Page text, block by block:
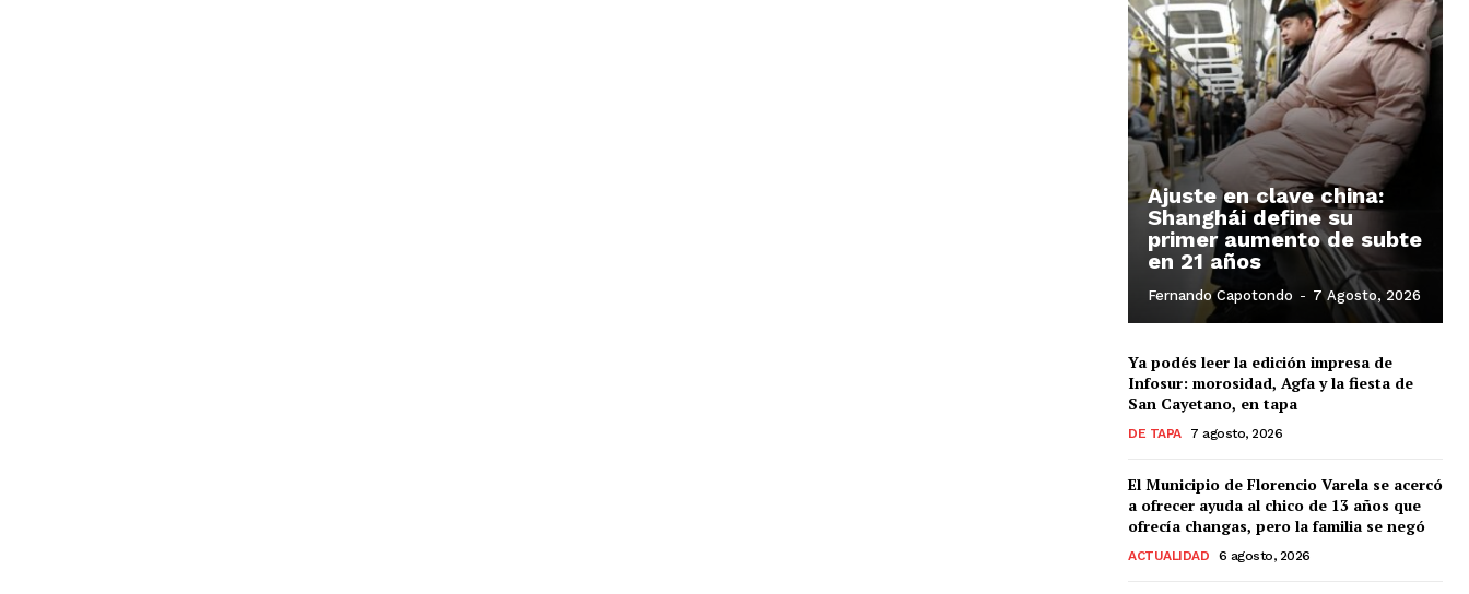
Ajuste en clave china:
Shanghái define su
primer aumento de subte
en 21 años
Fernando Capotondo - 7 Agosto, 2026
Ya podés leer la edición impresa de
Infosur: morosidad, Agfa y la fiesta de
San Cayetano, en tapa
DE TAPA 7 agosto, 2026
El Municipio de Florencio Varela se acercó
a ofrecer ayuda al chico de 13 años que
ofrecía changas, pero la familia se negó
ACTUALIDAD 6 agosto, 2026